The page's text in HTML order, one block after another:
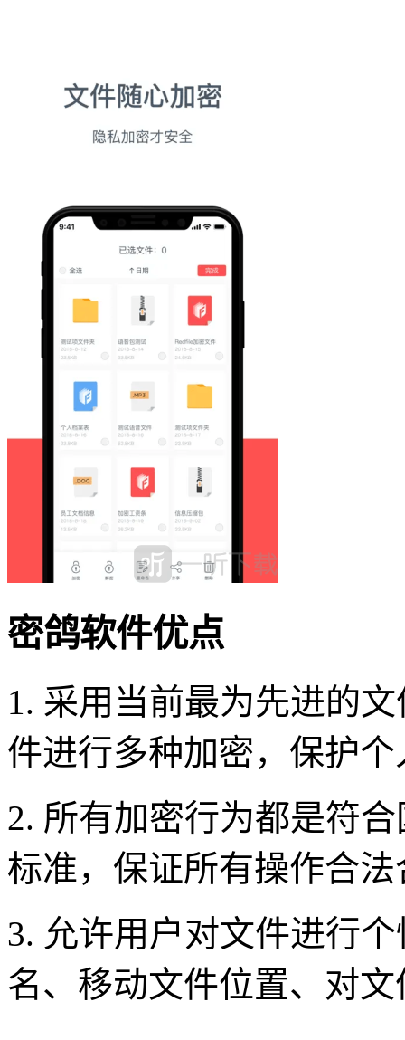
密鸽软件优点
1. 采用当前最为先进的
件进行多种加密，保护
2. 所有加密行为都是符
标准，保证所有操作合法
3. 允许用户对文件进行
名、移动文件位置、对